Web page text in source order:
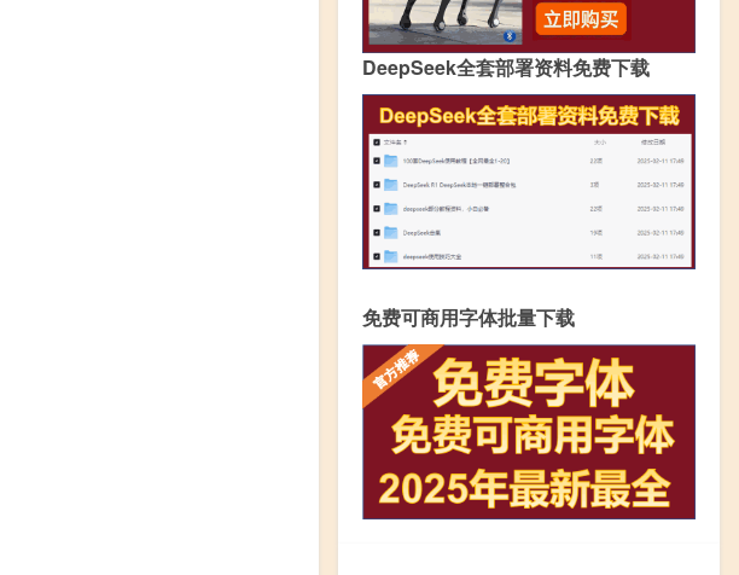
DeepSeek全套部署资料免费下载
免费可商用字体批量下载